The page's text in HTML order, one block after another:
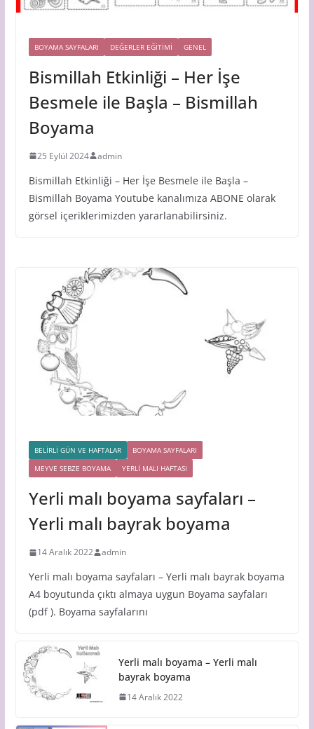
BOYAMA SAYFALARI DEĞERLER EĞİTİMİ GENEL
Bismillah Etkinliği – Her İşe
Besmele ile Başla – Bismillah
Boyama
25 Eylül 2024 admin
Bismillah Etkinliği – Her İşe Besmele ile Başla –
Bismillah Boyama Youtube kanalımıza ABONE olarak
görsel içeriklerimizden yararlanabilirsiniz.
BELİRLİ GÜN VE HAFTALAR
BOYAMA SAYFALARI
MEYVE SEBZE BOYAMA
YERLİ MALI HAFTASI
Yerli malı boyama sayfaları –
Yerli malı bayrak boyama
14 Aralık 2022 admin
Yerli malı boyama sayfaları – Yerli malı bayrak boyama
A4 boyutunda çıktı almaya uygun Boyama sayfaları
(pdf ). Boyama sayfalarını
Yerli malı boyama – Yerli malı
bayrak boyama
14 Aralık 2022